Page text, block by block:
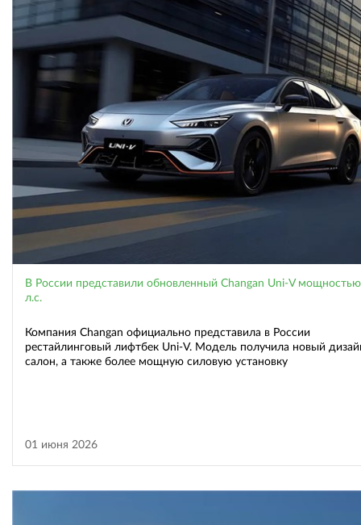
Одноклассниках
В России представили обновленный Changan Uni-V
л.с.
Компания Changan официально представила в России
рестайлинговый лифтбек Uni-V. Модель получила новый
салон, а также более мощную силовую установку
01 июня 2026